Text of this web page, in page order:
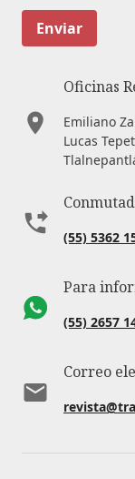
Enviar
Oficinas
Emiliano
Lucas
(55) 5362
Para
(55) 2657
Correo